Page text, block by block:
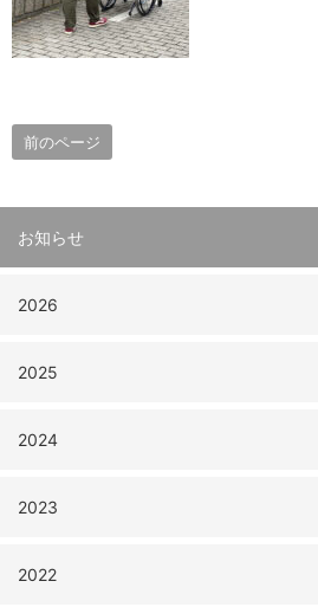
前のページ
お知らせ
2026
2025
2024
2023
2022